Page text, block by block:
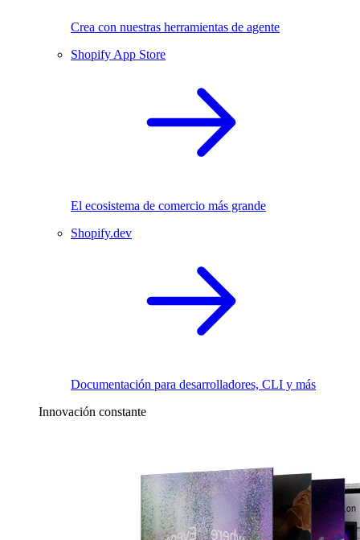
Crea con nuestras herramientas de agente
Shopify App Store
El ecosistema de comercio más grande
Shopify.dev
Documentación para desarrolladores, CLI y más
Innovación constante